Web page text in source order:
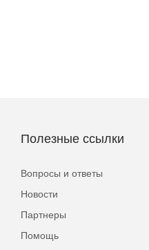
Полезные ссылки
Вопросы и ответы
Новости
Партнеры
Помощь